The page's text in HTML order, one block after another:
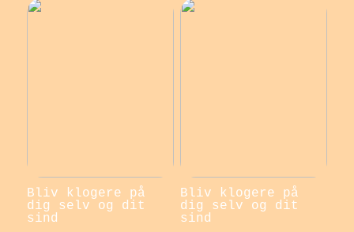
Bliv klogere på
dig selv og dit
sind
Bliv klogere på
dig selv og dit
sind